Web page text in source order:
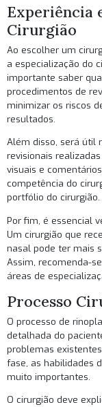
Experiência
Cirurgião
Ao escolher um
a especialização do
importante saber
procedimentos de
minimizar os riscos
resultados.
Além disso, será útil
revisionais
visuais e
competência do
portfólio do cirurgião.
Por fim, é essencial
Um cirurgião que
nasal pode ter mais
Assim, recomenda-
áreas de
Processo
O processo de
detalhada do
problemas
fase, as habilidades
muito importantes.
O cirurgião deve